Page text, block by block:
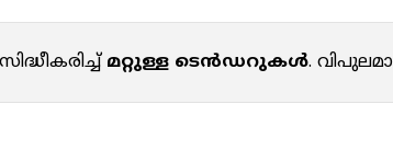
മറ്റുള്ള ടെൻഡറുകൾ.